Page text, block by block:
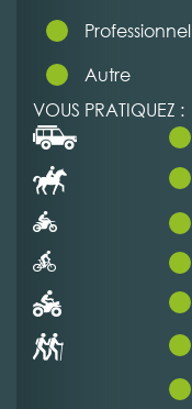
Professionnel
Autre
VOUS PRATIQUEZ :